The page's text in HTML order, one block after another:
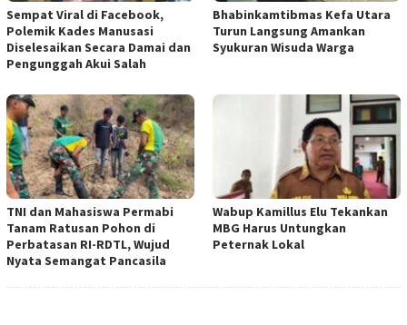
Sempat Viral di Facebook,
Polemik Kades Manusasi
Diselesaikan Secara Damai dan
Pengunggah Akui Salah
Bhabinkamtibmas Kefa Utara
Turun Langsung Amankan
Syukuran Wisuda Warga
TNI dan Mahasiswa Permabi
Tanam Ratusan Pohon di
Perbatasan RI-RDTL, Wujud
Nyata Semangat Pancasila
Wabup Kamillus Elu Tekankan
MBG Harus Untungkan
Peternak Lokal